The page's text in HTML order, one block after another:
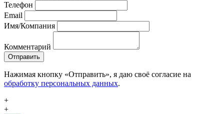
Телефон
Email
Имя/Компания
Комментарий
Отправить
Нажимая кнопку «Отправить», я даю своё согласие на
обработку персональных данных.
+
+